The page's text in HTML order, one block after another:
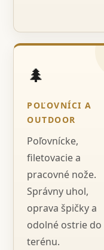
🌲
POĽOVNÍCI A
OUTDOOR
Poľovnícke,
filetovacie a
pracovné nože.
Správny uhol,
oprava špičky a
odolné ostrie do
terénu.